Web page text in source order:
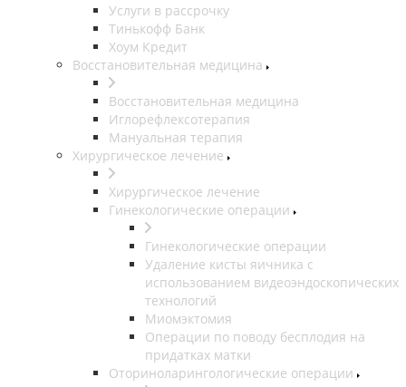
Услуги в рассрочку
Тинькофф Банк
Хоум Кредит
Восстановительная медицина
Восстановительная медицина
Иглорефлексотерапия
Мануальная терапия
Хирургическое лечение
Хирургическое лечение
Гинекологические операции
Гинекологические операции
Удаление кисты яичника с
использованием видеоэндоскопических
технологий
Миомэктомия
Операции по поводу бесплодия на
придатках матки
Оториноларингологические операции